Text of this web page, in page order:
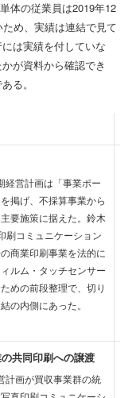
体の従業員は2019年12
め、実績は連結で見て
は実績を付していな
が資料から確認でき
る。
経営計画は「事業ポー
掲げ、不採算事業から
要施策に据えた。鈴木
刷コミュニケーション
商業印刷事業を法的に
ルム・タッチセンサー
めの前段整理で、切り
の内側にあった。
共同印刷への譲渡
計画が買収事業群の統